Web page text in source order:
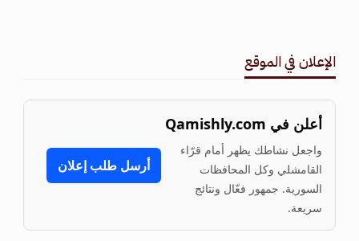
الإعلان في الموقع
أعلن في Qamishly.com
واجعل نشاطك يظهر أمام قرّاء
القامشلي وكل المحافظات
السورية. جمهور فعّال ونتائج
سريعة.
أرسل طلب إعلان